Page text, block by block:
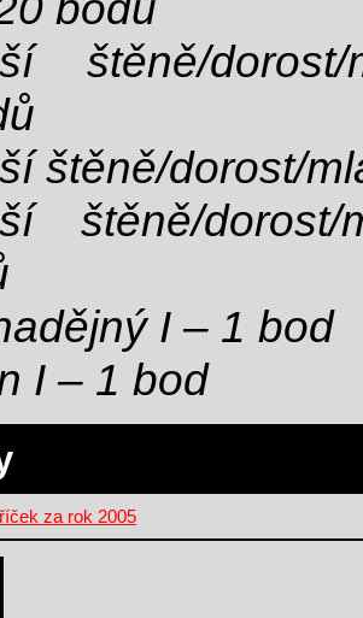
štěně/
štěně/dorost/
štěně/
I – 1 bod
I – 1 bod
za rok 2005